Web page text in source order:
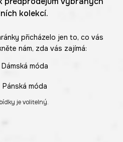
kolekcí.
přicházelo jen to, co vás
nám, zda vás zajímá:
Dámská móda
Pánská móda
je volitelný.